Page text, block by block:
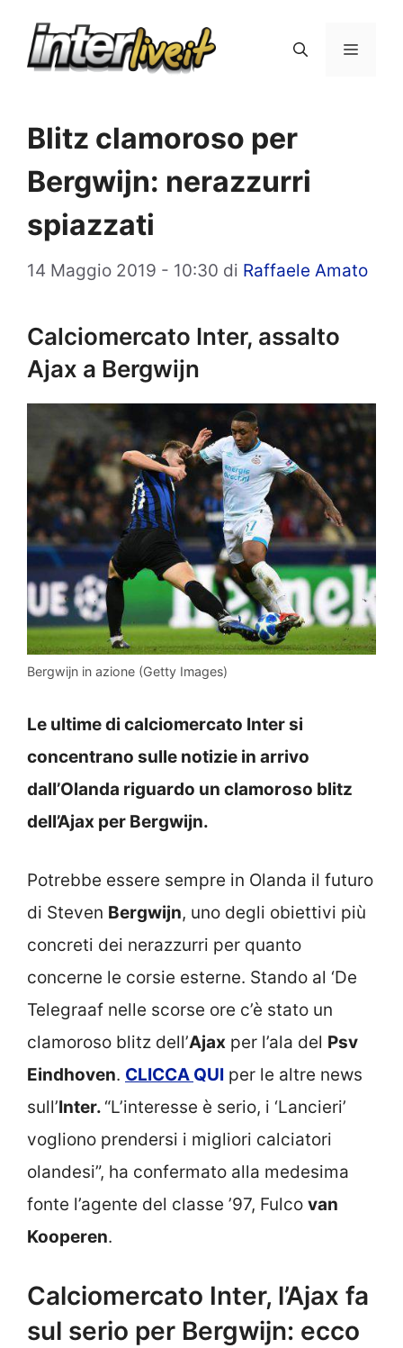
Menu
Blitz clamoroso per
Bergwijn: nerazzurri
spiazzati
14 Maggio 2019 - 10:30 di Raffaele Amato
Calciomercato Inter, assalto
Ajax a Bergwijn
Bergwijn in azione (Getty Images)
Le ultime di calciomercato Inter si
concentrano sulle notizie in arrivo
dall’Olanda riguardo un clamoroso blitz
dell’Ajax per Bergwijn.
Potrebbe essere sempre in Olanda il futuro
di Steven Bergwijn, uno degli obiettivi più
concreti dei nerazzurri per quanto
concerne le corsie esterne. Stando al ‘De
Telegraaf nelle scorse ore c’è stato un
clamoroso blitz dell’Ajax per l’ala del Psv
Eindhoven. CLICCA QUI per le altre news
sull’Inter. “L’interesse è serio, i ‘Lancieri’
vogliono prendersi i migliori calciatori
olandesi”, ha confermato alla medesima
fonte l’agente del classe ’97, Fulco van
Kooperen.
Calciomercato Inter, l’Ajax fa
sul serio per Bergwijn: ecco